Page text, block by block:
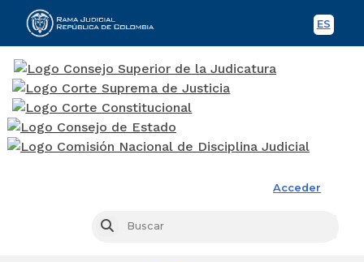
ES
Acceder
Buscar